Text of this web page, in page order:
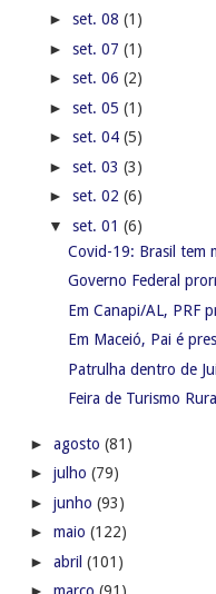
► set. 08 (1)
► set. 07 (1)
► set. 06 (2)
► set. 05 (1)
► set. 04 (5)
► set. 03 (3)
► set. 02 (6)
▼ set. 01 (6)
Covid-19: Brasil tem
Governo Federal
Em Canapi/AL, PRF
Em Maceió, Pai é
Patrulha dentro de
Feira de Turismo
► agosto (81)
► julho (79)
► junho (93)
► maio (122)
► abril (101)